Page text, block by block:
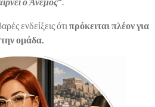
ενδείξεις ότι πρόκειται πλέον για
ομάδα.